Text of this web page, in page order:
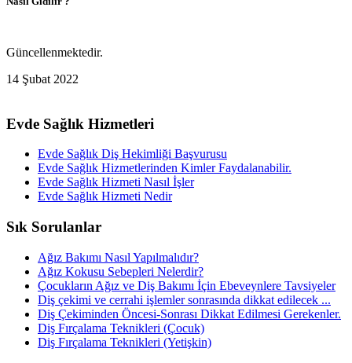
Güncellenmektedir.
14 Şubat 2022
Evde Sağlık Hizmetleri
Evde Sağlık Diş Hekimliği Başvurusu
Evde Sağlık Hizmetlerinden Kimler Faydalanabilir.
Evde Sağlık Hizmeti Nasıl İşler
Evde Sağlık Hizmeti Nedir
Sık Sorulanlar
Ağız Bakımı Nasıl Yapılmalıdır?
Ağız Kokusu Sebepleri Nelerdir?
Çocukların Ağız ve Diş Bakımı İçin Ebeveynlere Tavsiyeler
Diş çekimi ve cerrahi işlemler sonrasında dikkat edilecek ...
Diş Çekiminden Öncesi-Sonrası Dikkat Edilmesi Gerekenler.
Diş Fırçalama Teknikleri (Çocuk)
Diş Fırçalama Teknikleri (Yetişkin)